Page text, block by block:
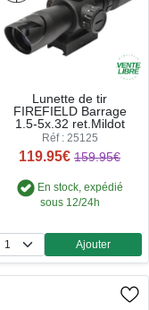
Lunette de tir
FIREFIELD Barrage
1.5-5x.32 ret.Mildot
Réf : 25125
119.95€ 159.95€
En stock, expédié
sous 12/24h
Quantité
Ajouter